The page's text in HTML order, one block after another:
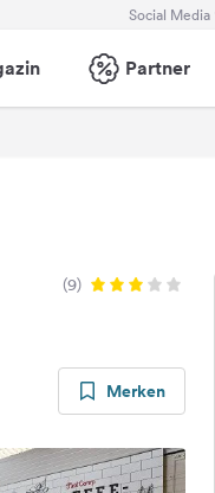
Social Media
Partner
(9)
Merken